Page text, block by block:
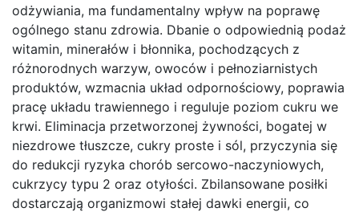
odżywiania, ma fundamentalny wpływ na poprawę
ogólnego stanu zdrowia. Dbanie o odpowiednią podaż
witamin, minerałów i błonnika, pochodzących z
różnorodnych warzyw, owoców i pełnoziarnistych
produktów, wzmacnia układ odpornościowy, poprawia
pracę układu trawiennego i reguluje poziom cukru we
krwi. Eliminacja przetworzonej żywności, bogatej w
niezdrowe tłuszcze, cukry proste i sól, przyczynia się
do redukcji ryzyka chorób sercowo-naczyniowych,
cukrzycy typu 2 oraz otyłości. Zbilansowane posiłki
dostarczają organizmowi stałej dawki energii, co